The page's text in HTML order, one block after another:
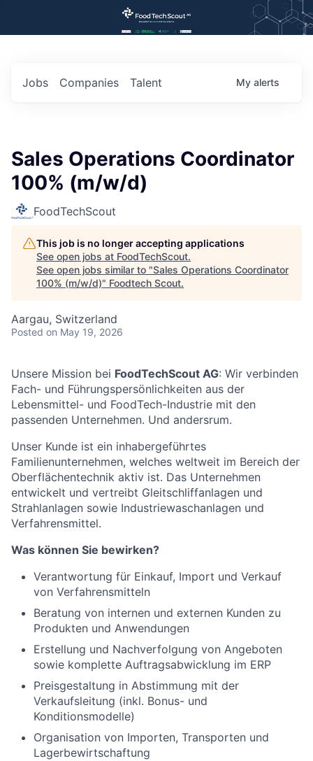
Jobs Companies Talent My alerts
Sales Operations Coordinator
100% (m/w/d)
FoodTechScout
This job is no longer accepting applications
See open jobs at FoodTechScout.
See open jobs similar to "Sales Operations Coordinator
100% (m/w/d)" Foodtech Scout.
Aargau, Switzerland
Posted on May 19, 2026
Unsere Mission bei FoodTechScout AG: Wir verbinden
Fach- und Führungspersönlichkeiten aus der
Lebensmittel- und FoodTech-Industrie mit den
passenden Unternehmen. Und andersrum.
Unser Kunde ist ein inhabergeführtes
Familienunternehmen, welches weltweit im Bereich der
Oberflächentechnik aktiv ist. Das Unternehmen
entwickelt und vertreibt Gleitschliffanlagen und
Strahlanlagen sowie Industriewaschanlagen und
Verfahrensmittel.
Was können Sie bewirken?
Verantwortung für Einkauf, Import und Verkauf
von Verfahrensmitteln
Beratung von internen und externen Kunden zu
Produkten und Anwendungen
Erstellung und Nachverfolgung von Angeboten
sowie komplette Auftragsabwicklung im ERP
Preisgestaltung in Abstimmung mit der
Verkaufsleitung (inkl. Bonus- und
Konditionsmodelle)
Organisation von Importen, Transporten und
Lagerbewirtschaftung